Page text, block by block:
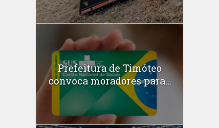
Prefeitura de Timóteo
convoca moradores para...